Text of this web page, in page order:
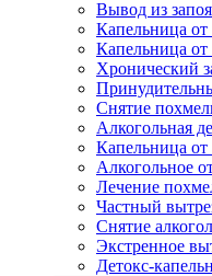
Вывод из
Капельница от
Капельница от
Хронический
Снятие
Алкогольная
Капельница от
Алкогольное
Лечение
Частный
Снятие
Экстренное
Детокс-